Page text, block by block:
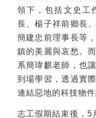
領下，包括文史工
長、楊子祥前鄉長
簡建忠前理事長等
鎮的美麗與哀愁。
系簡瑋麒老師，也
到場學習，透過實
連結惡地的科技物件
志工假期結束後，5